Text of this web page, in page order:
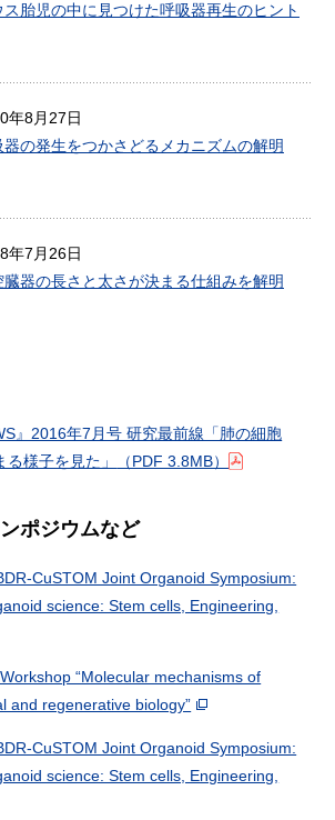
ス胎児の中に見つけた呼吸器再生のヒント
年8月27日
器の発生をつかさどるメカニズムの解明
年7月26日
臓器の長さと太さが決まる仕組みを解明
』2016年7月号 研究最前線「肺の細胞
る様子を見た」
（PDF 3.8MB）
ポジウムなど
CuSTOM Joint Organoid Symposium:
science: Stem cells, Engineering,
“Molecular mechanisms of
and regenerative biology”
CuSTOM Joint Organoid Symposium:
science: Stem cells, Engineering,